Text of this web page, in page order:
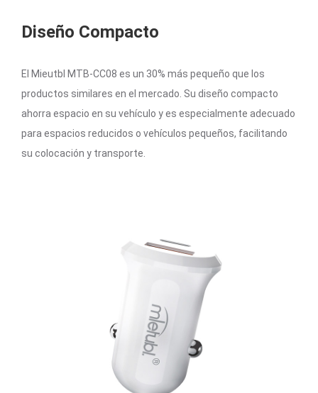
Diseño Compacto
El Mieutbl MTB-CC08 es un 30% más pequeño que los
productos similares en el mercado. Su diseño compacto
ahorra espacio en su vehículo y es especialmente adecuado
para espacios reducidos o vehículos pequeños, facilitando
su colocación y transporte.